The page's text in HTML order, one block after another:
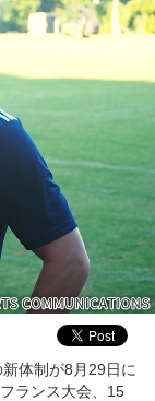
体制が8月29日に
ランス大会、15